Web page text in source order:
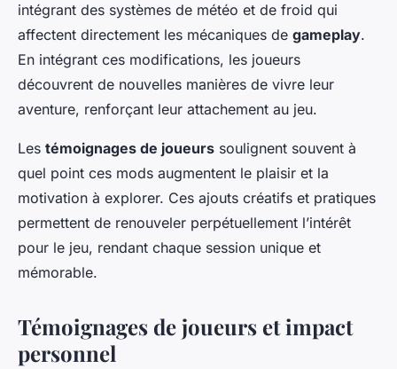
intégrant des systèmes de météo et de froid qui
affectent directement les mécaniques de gameplay.
En intégrant ces modifications, les joueurs
découvrent de nouvelles manières de vivre leur
aventure, renforçant leur attachement au jeu.
Les témoignages de joueurs soulignent souvent à
quel point ces mods augmentent le plaisir et la
motivation à explorer. Ces ajouts créatifs et pratiques
permettent de renouveler perpétuellement l’intérêt
pour le jeu, rendant chaque session unique et
mémorable.
Témoignages de joueurs et impact
personnel